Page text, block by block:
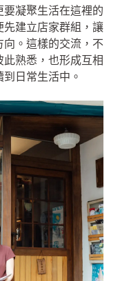
凝聚生活在這裡的
先建立店家群組，讓
。這樣的交流，不
熟悉，也形成互相
日常生活中。